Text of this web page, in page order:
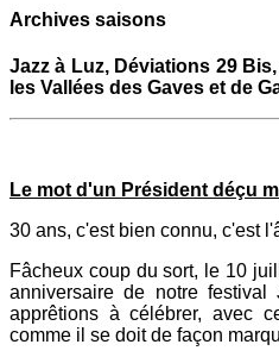
Archives saisons
Jazz à Luz, Déviations 29
les Vallées des Gaves et de
Le mot d'un Président déçu
30 ans, c'est bien connu, c'est
Fâcheux coup du sort, le 10
anniversaire de notre
apprêtions à célébrer, avec
comme il se doit de façon